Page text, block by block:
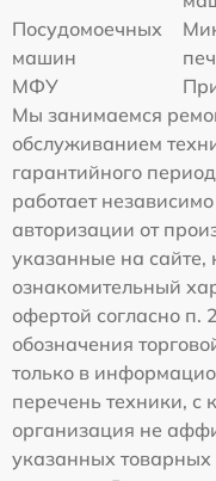
Посудомоечных
машин
МФУ
Мы занимаемся
обслуживанием
гарантийного
работает
авторизации от
указанные на сайте,
ознакомительный
офертой согласно п.
обозначения
только в
перечень техники,
организация не
указанных товарных